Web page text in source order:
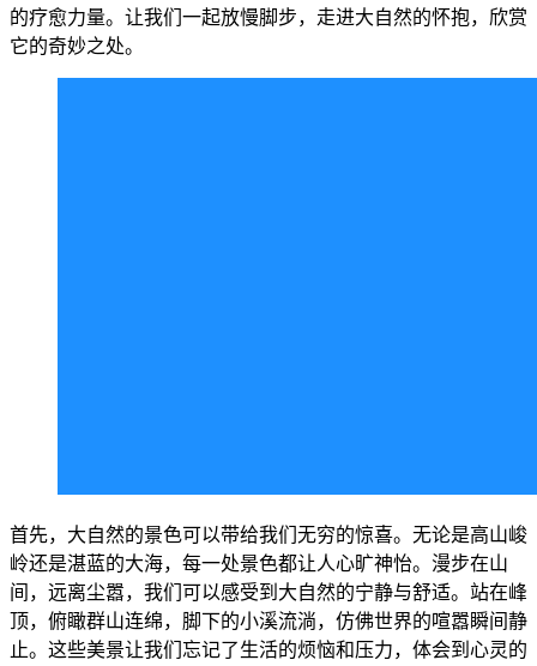
的疗愈力量。让我们一起放慢脚步，走进大自然的怀抱，欣赏
它的奇妙之处。
首先，大自然的景色可以带给我们无穷的惊喜。无论是高山峻
岭还是湛蓝的大海，每一处景色都让人心旷神怡。漫步在山
间，远离尘嚣，我们可以感受到大自然的宁静与舒适。站在峰
顶，俯瞰群山连绵，脚下的小溪流淌，仿佛世界的喧嚣瞬间静
止。这些美景让我们忘记了生活的烦恼和压力，体会到心灵的